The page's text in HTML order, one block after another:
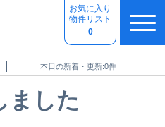
お気に入り
物件リスト
0
本日の新着・更新:0件
ました